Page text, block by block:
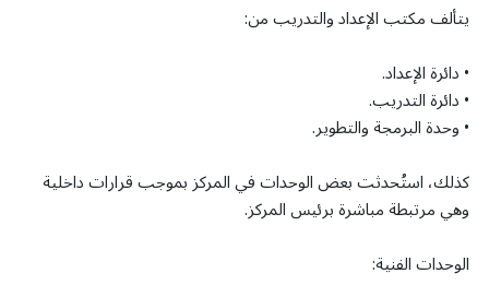
يتألف مكتب الإعداد والتدريب من:
• دائرة الإعداد.
• دائرة التدريب.
• وحدة البرمجة والتطوير.
كذلك، استُحدثت بعض الوحدات في المركز بموجب قرارات داخلية
وهي مرتبطة مباشرة برئيس المركز.
الوحدات الفنية: